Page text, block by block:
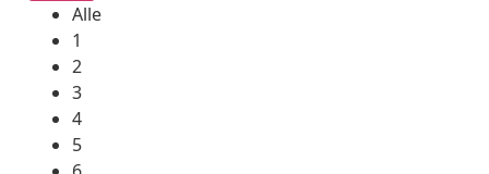
Alle
1
2
3
4
5